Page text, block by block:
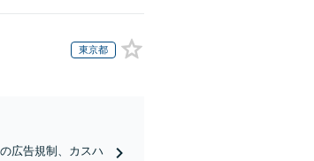
東京都
広告規制、カスハ